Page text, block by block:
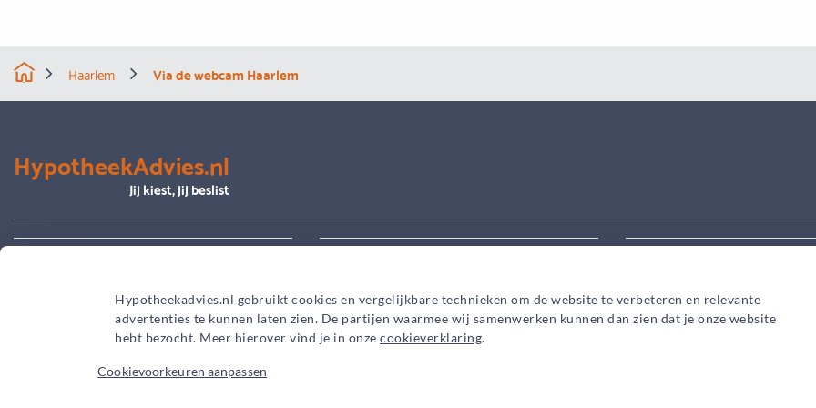
Hypotheekadvies.nl gebruikt cookies en vergelijkbare technieken om de website te verbeteren en relevante
advertenties te kunnen laten zien. De partijen waarmee wij samenwerken kunnen dan zien dat je onze website
hebt bezocht. Meer hierover vind je in onze cookieverklaring.
Cookievoorkeuren aanpassen
Haarlem Via de webcam Haarlem
HypotheekAdvies.nl
Jij kiest, jij beslist